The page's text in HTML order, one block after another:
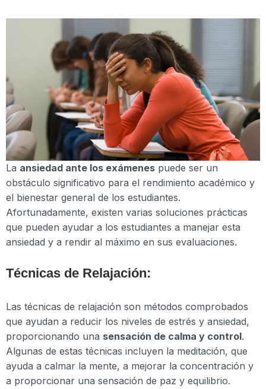
La ansiedad ante los exámenes puede ser un
obstáculo significativo para el rendimiento académico y
el bienestar general de los estudiantes.
Afortunadamente, existen varias soluciones prácticas
que pueden ayudar a los estudiantes a manejar esta
ansiedad y a rendir al máximo en sus evaluaciones.
Técnicas de Relajación:
Las técnicas de relajación son métodos comprobados
que ayudan a reducir los niveles de estrés y ansiedad,
proporcionando una sensación de calma y control.
Algunas de estas técnicas incluyen la meditación, que
ayuda a calmar la mente, a mejorar la concentración y
a proporcionar una sensación de paz y equilibrio.